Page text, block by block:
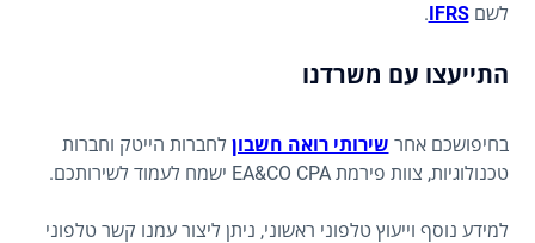
לשםIFRS
.
התייעצו עם משרדנו
בחיפושכם אחר שירותי רואה חשבון לחברות הייטק וחברות
טכנולוגיות, צוות פירמת EA&CO CPA ישמח לעמוד לשירותכם.
למידע נוסף וייעוץ טלפוני ראשוני, ניתן ליצור עמנו קשר טלפוני